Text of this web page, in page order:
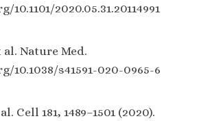
2020.05.31.20114991
al. Nature Med.
10.1038/s41591-020-0965-6
Cell 181, 1489–1501 (2020).